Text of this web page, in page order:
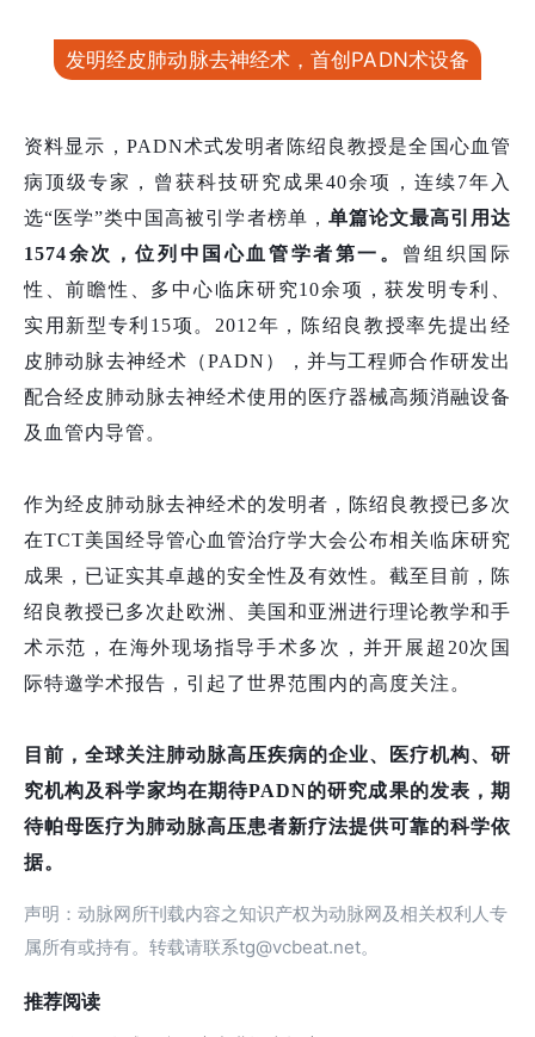
发明经皮肺动脉去神经术，首创PADN术设备
资料显示，PADN术式发明者陈绍良教授是全国心血管
病顶级专家，曾获科技研究成果40余项，连续7年入
选“医学”类中国高被引学者榜单， 单篇论文最高引用达
1574余次，位列中国心血管学者第一 。 曾组织国际
性、前瞻性、多中心临床研究10余项，获发明专利、
实用新型专利15项。2012年，陈绍良教授率先提出经
皮肺动脉去神经术（PADN），并与工程师合作研发出
配合经皮肺动脉去神经术使用的医疗器械高频消融设备
及血管内导管。
作为经皮肺动脉去神经术的发明者，陈绍良教授已多次
在TCT美国经导管心血管治疗学大会公布相关临床研究
成果，已证实其卓越的安全性及有效性。截至目前，陈
绍良教授已多次赴欧洲、美国和亚洲进行理论教学和手
术示范，在海外现场指导手术多次，并开展超20次国
际特邀学术报告，引起了世界范围内的高度关注。
目前，全球关注肺动脉高压疾病的企业、医疗机构、研
究机构及科学家均在期待PADN的研究成果的发表，期
待帕母医疗为肺动脉高压患者新疗法提供可靠的科学依
据。
声明：动脉网所刊载内容之知识产权为动脉网及相关权利人专
属所有或持有。转载请联系tg@vcbeat.net。
推荐阅读